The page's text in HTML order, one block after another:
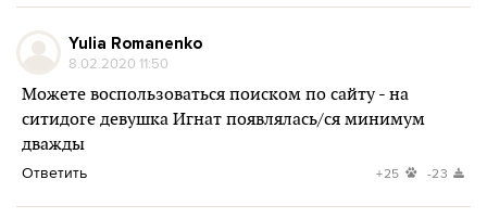
Yulia Romanenko
8.02.2020 11:50
Можете воспользоваться поиском по сайту - на
ситидоге девушка Игнат появлялась/ся минимум
дважды
Ответить +25 -23